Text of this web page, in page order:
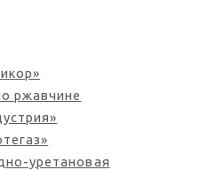
ржавчине
уретановая